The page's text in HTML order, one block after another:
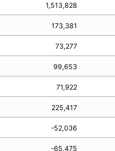
1,513,828
173,381
73,277
99,653
71,922
225,417
-52,036
-65,475